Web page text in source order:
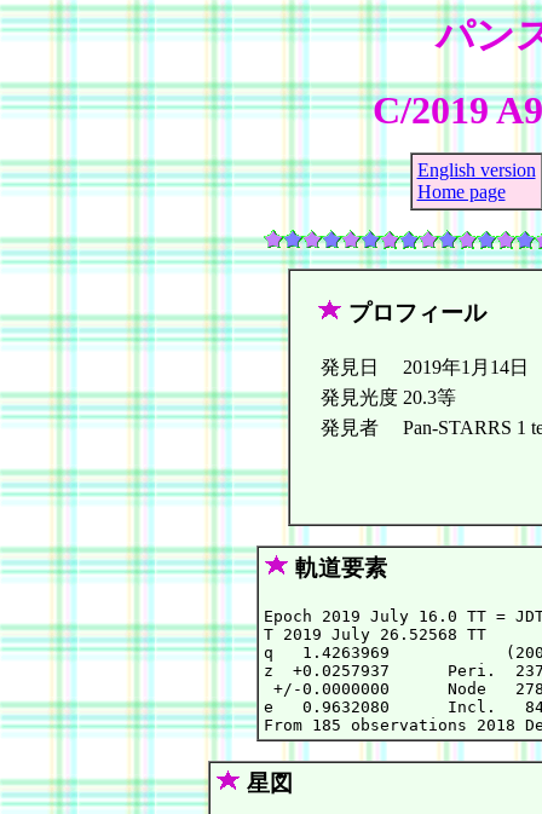
パン
C/2019
English version
Home page
プロフィール
発見日
2019年1月14日
発見光度 20.3等
発見者
Pan-STARRS 1
軌道要素
Epoch 2019 July 16.0 TT =
T 2019 July 26.52568
q   1.4263969
z  +0.0257937      Peri.
+/-0.0000000      Node
e   0.9632080      Incl.
星図